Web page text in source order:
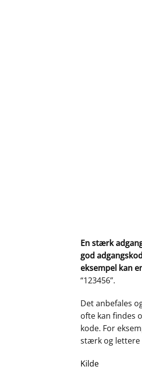
En stærk
god
eksempel kan
“123456”.
Det anbefales
ofte kan findes
kode. For
stærk og lettere
Kilde